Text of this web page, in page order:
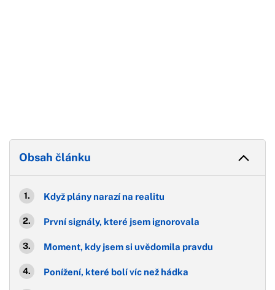
Obsah článku
Když plány narazí na realitu
První signály, které jsem ignorovala
Moment, kdy jsem si uvědomila pravdu
Ponížení, které bolí víc než hádka